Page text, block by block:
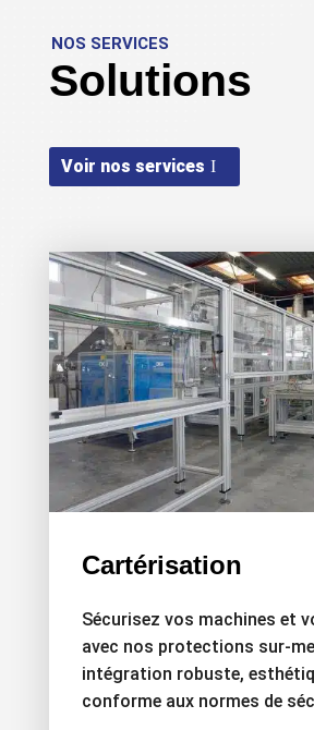
NOS SERVICES
Solutions
Voir nos services
Cartérisation
Sécurisez vos machines et
avec nos protections sur-
intégration robuste,
conforme aux normes de